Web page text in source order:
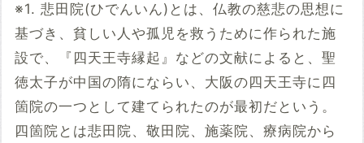
※1. 悲田院(ひでんいん)とは、仏教の慈悲の思想に
基づき、貧しい人や孤児を救うために作られた施
設で、『四天王寺縁起』などの文献によると、聖
徳太子が中国の隋にならい、大阪の四天王寺に四
箇院の一つとして建てられたのが最初だという。
四箇院とは悲田院、敬田院、施薬院、療病院から